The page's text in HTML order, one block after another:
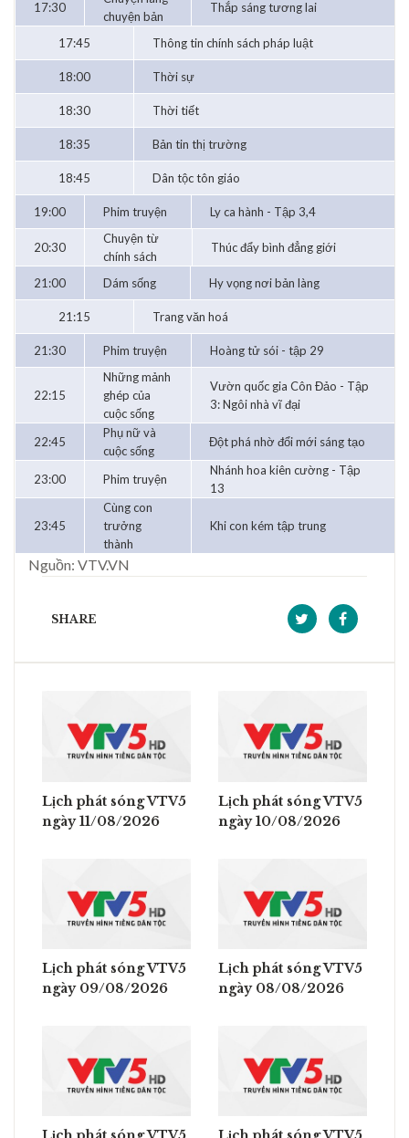
17:30
chuyện bản
Thắp sáng tương lai
17:45 Thông tin chính sách pháp luật
18:00 Thời sự
18:30 Thời tiết
18:35 Bản tin thị trường
18:45 Dân tộc tôn giáo
19:00 Phim truyện Ly ca hành - Tập 3,4
20:30
Chuyện từ
chính sách
Thúc đẩy bình đẳng giới
21:00 Dám sống Hy vọng nơi bản làng
21:15 Trang văn hoá
21:30 Phim truyện Hoàng tử sói - tập 29
22:15
Những mảnh
ghép của
cuộc sống
Vườn quốc gia Côn Đảo - Tập
3: Ngôi nhà vĩ đại
22:45
Phụ nữ và
cuộc sống
Đột phá nhờ đổi mới sáng tạo
23:00 Phim truyện
Nhánh hoa kiên cường - Tập
13
23:45
Cùng con
trưởng
thành
Khi con kém tập trung
Nguồn: VTV.VN
SHARE
Lịch phát sóng VTV5
ngày 11/08/2026
Lịch phát sóng VTV5
ngày 10/08/2026
Lịch phát sóng VTV5
ngày 09/08/2026
Lịch phát sóng VTV5
ngày 08/08/2026